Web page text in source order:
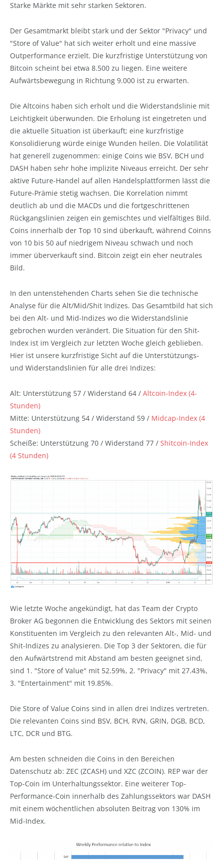
Starke Märkte mit sehr starken Sektoren.
Der Gesamtmarkt bleibt stark und der Sektor "Privacy" und
"Store of Value" hat sich weiter erholt und eine massive
Outperformance erzielt. Die kurzfristige Unterstützung von
Bitcoin scheint bei etwa 8.500 zu liegen. Eine weitere
Aufwärtsbewegung in Richtung 9.000 ist zu erwarten.
Die Altcoins haben sich erholt und die Widerstandslinie mit
Leichtigkeit überwunden. Die Erholung ist eingetreten und
die aktuelle Situation ist überkauft; eine kurzfristige
Konsolidierung würde einige Wunden heilen. Die Volatilität
hat generell zugenommen: einige Coins wie BSV, BCH und
DASH haben sehr hohe implizite Niveaus erreicht. Der sehr
aktive Future-Handel auf allen Handelsplattformen lässt die
Future-Prämie stetig wachsen. Die Korrelation nimmt
deutlich ab und die MACDs und die fortgeschrittenen
Rückgangslinien zeigen ein gemischtes und vielfältiges Bild.
Coins innerhalb der Top 10 sind überkauft, während Coinns
von 10 bis 50 auf niedrigem Niveau schwach und noch
immer überverkauft sind. Bitcoin zeigt ein eher neutrales
Bild.
In den untenstehenden Charts sehen Sie die technische
Analyse für die Alt/Mid/Shit Indizes. Das Gesamtbild hat sich
bei den Alt- und Mid-Indizes wo die Widerstandslinie
gebrochen wurden verändert. Die Situation für den Shit-
Index ist im Vergleich zur letzten Woche gleich geblieben.
Hier ist unsere kurzfristige Sicht auf die Unterstützungs-
und Widerstandslinien für alle drei Indizes:
Alt: Unterstützung 57 / Widerstand 64 / Altcoin-Index (4-
Stunden)
Mitte: Unterstützung 54 / Widerstand 59 / Midcap-Index (4
Stunden)
Scheiße: Unterstützung 70 / Widerstand 77 / Shitcoin-Index
(4 Stunden)
Wie letzte Woche angekündigt, hat das Team der Crypto
Broker AG begonnen die Entwicklung des Sektors mit seinen
Konstituenten im Vergleich zu den relevanten Alt-, Mid- und
Shit-Indizes zu analysieren. Die Top 3 der Sektoren, die für
den Aufwärtstrend mit Abstand am besten geeignet sind,
sind 1. "Store of Value" mit 52.59%, 2. "Privacy" mit 27.43%,
3. "Entertainment" mit 19.85%.
Die Store of Value Coins sind in allen drei Indizes vertreten.
Die relevanten Coins sind BSV, BCH, RVN, GRIN, DGB, BCD,
LTC, DCR und BTG.
Am besten schneiden die Coins in den Bereichen
Datenschutz ab: ZEC (ZCASH) und XZC (ZCOIN). REP war der
Top-Coin im Unterhaltungssektor. Eine weiterer Top-
Performance-Coin innerhalb des Zahlungssektors war DASH
mit einem wöchentlichen absoluten Beitrag von 130% im
Mid-Index.